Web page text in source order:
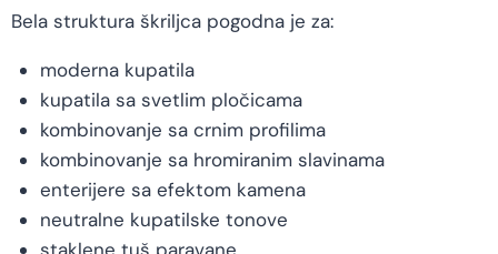
Bela struktura škriljca pogodna je za:
moderna kupatila
kupatila sa svetlim pločicama
kombinovanje sa crnim profilima
kombinovanje sa hromiranim slavinama
enterijere sa efektom kamena
neutralne kupatilske tonove